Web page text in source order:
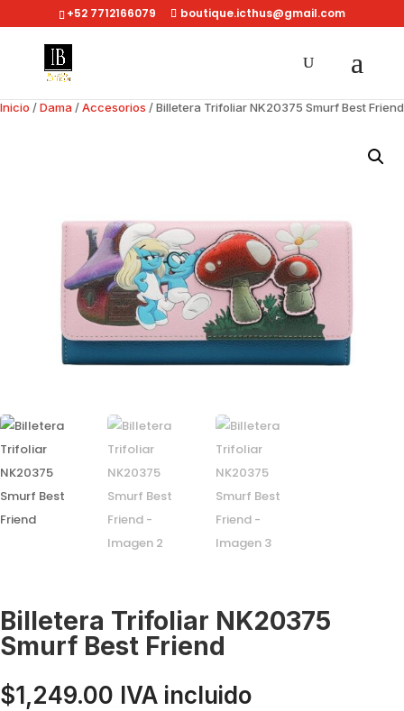
+52 7712166079 boutique.icthus@gmail.com
Inicio /Dama /Accesorios / Billetera Trifoliar NK20375 Smurf Best Friend
Billetera Trifoliar NK20375
Smurf Best Friend
$1,249.00 IVA incluido